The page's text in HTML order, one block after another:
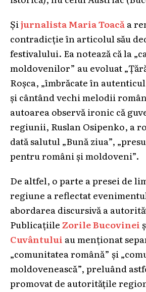
Și jurnalista Maria Toacăa
contradicție în articolul său
festivalului. Ea notează că la
moldovenilor” au evoluat
Roșca, „îmbrăcate în
și cântând vechi melodii
autoarea observă ironic că
regiunii, Ruslan Osipenko, a
dată salutul „Bună ziua”,
pentru români și moldoveni”.
De altfel, o parte a presei de
regiune a reflectat
abordarea discursivă a
PublicațiileZorile Bucovinei
Cuvântului au menționat
„comunitatea română” și
moldovenească”, preluând
promovat de autoritățile